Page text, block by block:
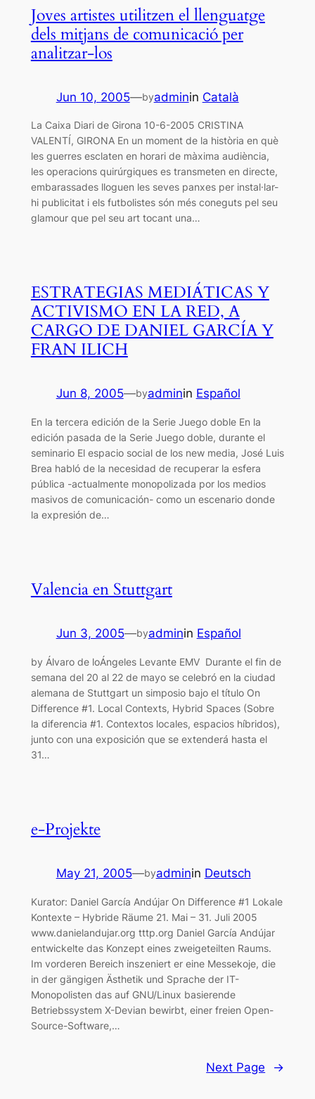
Joves artistes utilitzen el llenguatge
dels mitjans de comunicació per
analitzar-los
Jun 10, 2005—byadminin Català
La Caixa Diari de Girona 10-6-2005 CRISTINA
VALENTÍ, GIRONA En un moment de la història en què
les guerres esclaten en horari de màxima audiència,
les operacions quirúrgiques es transmeten en directe,
embarassades lloguen les seves panxes per instal·lar-
hi publicitat i els futbolistes són més coneguts pel seu
glamour que pel seu art tocant una…
ESTRATEGIAS MEDIÁTICAS Y
ACTIVISMO EN LA RED, A
CARGO DE DANIEL GARCÍA Y
FRAN ILICH
Jun 8, 2005—byadminin Español
En la tercera edición de la Serie Juego doble En la
edición pasada de la Serie Juego doble, durante el
seminario El espacio social de los new media, José Luis
Brea habló de la necesidad de recuperar la esfera
pública -actualmente monopolizada por los medios
masivos de comunicación- como un escenario donde
la expresión de…
Valencia en Stuttgart
Jun 3, 2005—byadminin Español
by Álvaro de loÁngeles Levante EMV Durante el fin de
semana del 20 al 22 de mayo se celebró en la ciudad
alemana de Stuttgart un simposio bajo el título On
Difference #1. Local Contexts, Hybrid Spaces (Sobre
la diferencia #1. Contextos locales, espacios híbridos),
junto con una exposición que se extenderá hasta el
31…
e-Projekte
May 21, 2005—byadminin Deutsch
Kurator: Daniel García Andújar On Difference #1 Lokale
Kontexte – Hybride Räume 21. Mai – 31. Juli 2005
www.danielandujar.org tttp.org Daniel García Andújar
entwickelte das Konzept eines zweigeteilten Raums.
Im vorderen Bereich inszeniert er eine Messekoje, die
in der gängigen Ästhetik und Sprache der IT-
Monopolisten das auf GNU/Linux basierende
Betriebssystem X-Devian bewirbt, einer freien Open-
Source-Software,…
Next Page →